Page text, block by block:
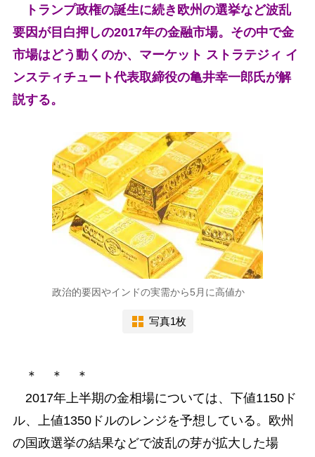
トランプ政権の誕生に続き欧州の選挙など波乱
要因が目白押しの2017年の金融市場。その中で金
市場はどう動くのか、マーケット ストラテジィ イ
ンスティチュート代表取締役の亀井幸一郎氏が解
説する。
政治的要因やインドの実需から5月に高値か
写真1枚
＊ ＊ ＊
2017年上半期の金相場については、下値1150ド
ル、上値1350ドルのレンジを予想している。欧州
の国政選挙の結果などで波乱の芽が拡大した場